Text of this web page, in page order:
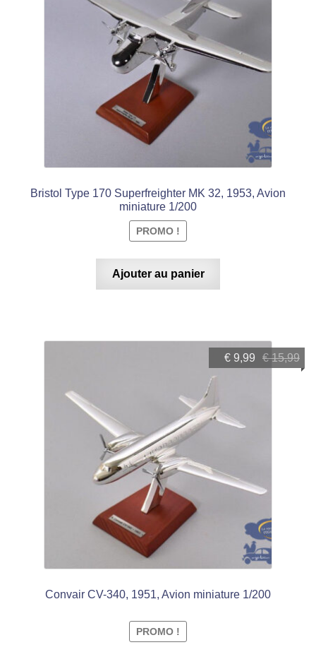
Bristol Type 170 Superfreighter MK 32, 1953, Avion
miniature 1/200
PROMO !
était :
est :
Ajouter au panier
Convair CV-340, 1951, Avion miniature 1/200
PROMO !
€15,99
prix
était :
€ 15,99.
€ 9,99
Le
est :
€ 9,99.